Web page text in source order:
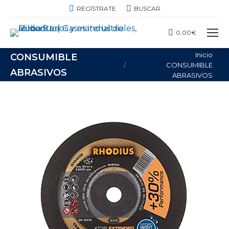
REGÍSTRATE BUSCAR:
BUSCAR
0,00€
CONSUMIBLE
ABRASIVOS
Inicio
CONSUMIBLE
ABRASIVOS